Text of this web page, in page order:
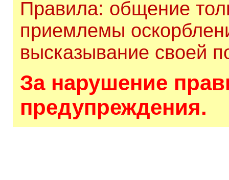
Правила: общение
приемлемы
высказывание своей
За нарушение
предупреждения.